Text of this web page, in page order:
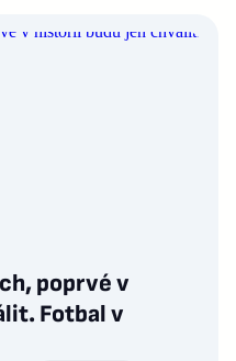
poprvé v
Fotbal v